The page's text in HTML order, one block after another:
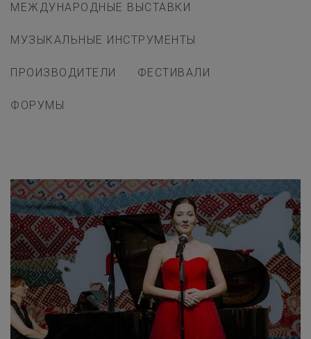
МЕЖДУНАРОДНЫЕ ВЫСТАВКИ
МУЗЫКАЛЬНЫЕ ИНСТРУМЕНТЫ
ПРОИЗВОДИТЕЛИ ФЕСТИВАЛИ
ФОРУМЫ